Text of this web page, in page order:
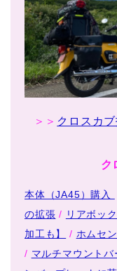
＞＞ クロスカ
ク
本体（JA45）購入
の拡張 / リアボッ
加工も】
/ ホムセ
/ マルチマウントバ